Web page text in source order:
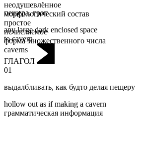
неодушевлённое
морфологический состав
простое
исчисляемое
форма множественного числа
caverns
пещера,грот
any large dark enclosed space
to cavern
ГЛАГОЛ
01
выдалбливать, как будто делая пещеру
hollow out as if making a cavern
грамматическая информация